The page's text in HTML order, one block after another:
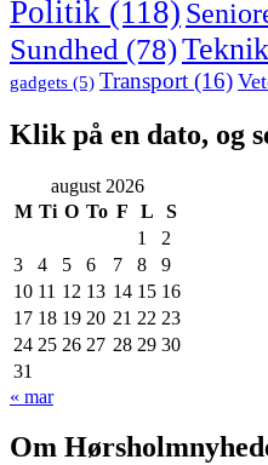
Politik (118)
Sundhed (78)
gadgets (5) Transport (16)
Klik på en dato, og
august 2026
M Ti O To F L
S
1
2
3
4 5 6 7 8
9
10 11 12 13 14 15 16
17 18 19 20 21 22 23
24 25 26 27 28 29 30
31
« mar
Om